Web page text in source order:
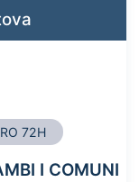
72H
I COMUNI